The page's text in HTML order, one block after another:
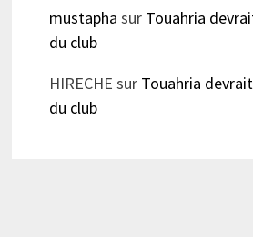
mustapha sur Touahria
du club
HIRECHE sur Touahria
du club